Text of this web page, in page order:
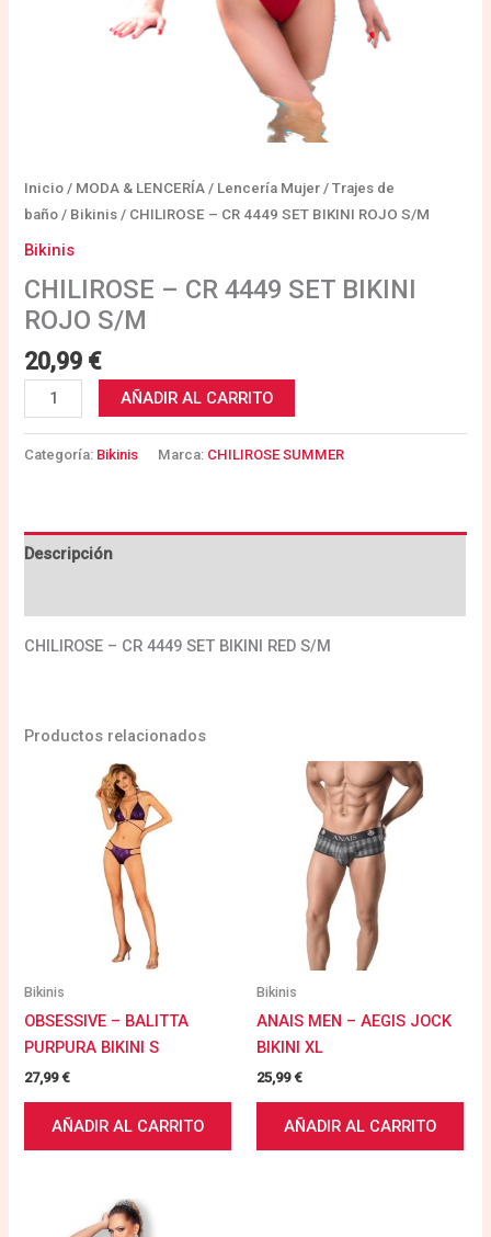
Inicio / MODA & LENCERÍA / Lencería Mujer /Trajes de
baño / Bikinis / CHILIROSE – CR 4449 SET BIKINI ROJO S/M
Bikinis
CHILIROSE – CR 4449 SET BIKINI
ROJO S/M
20,99 €
AÑADIR AL CARRITO
Categoría: Bikinis Marca: CHILIROSE SUMMER
Descripción
CHILIROSE – CR 4449 SET BIKINI RED S/M
Productos relacionados
Bikinis
OBSESSIVE – BALITTA
PURPURA BIKINI S
27,99€
AÑADIR AL CARRITO
Bikinis
ANAIS MEN – AEGIS JOCK
BIKINI XL
25,99€
AÑADIR AL CARRITO